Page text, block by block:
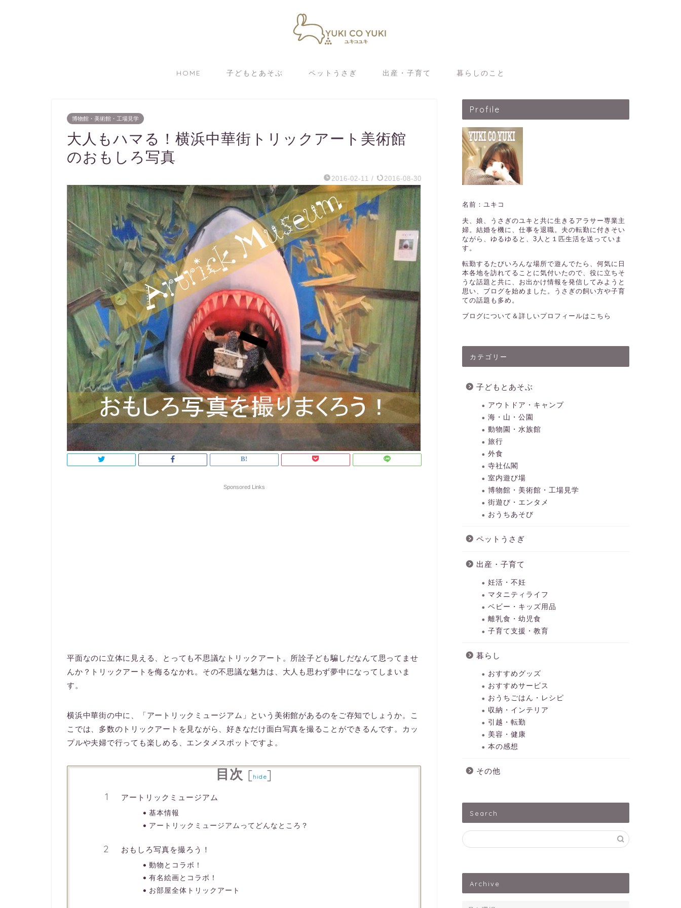
HOME 子どもとあそぶ ペットうさぎ 出産・子育て 暮らしのこと
博物館・美術館・工場見学
大人もハマる！横浜中華街トリックアート美術館
のおもしろ写真
2016-02-11 / 2016-08-30
Sponsored Links
平面なのに立体に見える、とっても不思議なトリックアート。所詮子ども騙しだなんて思ってませ
んか？トリックアートを侮るなかれ。その不思議な魅力は、大人も思わず夢中になってしまいま
す。
横浜中華街の中に、「アートリックミュージアム」という美術館があるのをご存知でしょうか。こ
こでは、多数のトリックアートを見ながら、好きなだけ面白写真を撮ることができるんです。カッ
プルや夫婦で行っても楽しめる、エンタメスポットですよ。
目次 [hide]
アートリックミュージアム
基本情報
アートリックミュージアムってどんなところ？
おもしろ写真を撮ろう！
動物とコラボ！
有名絵画とコラボ！
お部屋全体トリックアート
Profile
名前：ユキコ
夫、娘、うさぎのユキと共に生きるアラサー専業主
婦。結婚を機に、仕事を退職。夫の転勤に付きそい
ながら、ゆるゆると、3人と１匹生活を送っていま
す。
転勤するたびいろんな場所で遊んでたら、何気に日
本各地を訪れてることに気付いたので、役に立ちそ
うな話題と共に、お出かけ情報を発信してみようと
思い、ブログを始めました。うさぎの飼い方や子育
ての話題も多め。
ブログについて＆詳しいプロフィールはこちら
カテゴリー
子どもとあそぶ
アウトドア・キャンプ
海・山・公園
動物園・水族館
旅行
外食
寺社仏閣
室内遊び場
博物館・美術館・工場見学
街遊び・エンタメ
おうちあそび
ペットうさぎ
出産・子育て
妊活・不妊
マタニティライフ
ベビー・キッズ用品
離乳食・幼児食
子育て支援・教育
暮らし
おすすめグッズ
おすすめサービス
おうちごはん・レシピ
収納・インテリア
引越・転勤
美容・健康
本の感想
その他
Search
Archive